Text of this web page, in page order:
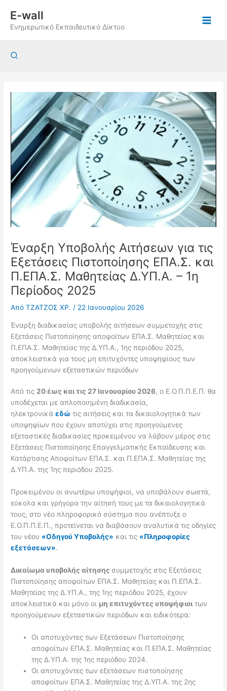
περιεχόμενο
E-wall
Ενημερωτικό Εκπαιδευτικό Δίκτυο
Αναζήτηση
Έναρξη Υποβολής Αιτήσεων για τις
Εξετάσεις Πιστοποίησης ΕΠΑ.Σ. και
Π.ΕΠΑ.Σ. Μαθητείας Δ.ΥΠ.Α. – 1η
Περίοδος 2025
ΑπόΤΖΑΤΖΟΣ ΧΡ./ 22 Ιανουαρίου 2026
Έναρξη διαδικασίας υποβολής αιτήσεων συμμετοχής στις
Εξετάσεις Πιστοποίησης αποφοίτων ΕΠΑ.Σ. Μαθητείας και
Π.ΕΠΑ.Σ. Μαθητείας της Δ.ΥΠ.Α., 1ης περιόδου 2025,
αποκλειστικά για τους μη επιτυχόντες υποψηφίους των
προηγούμενων εξεταστικών περιόδων
Από τις 20 έως και τις 27 Ιανουαρίου 2026, ο Ε.Ο.Π.Π.Ε.Π. θα
υποδέχεται με απλοποιημένη διαδικασία,
ηλεκτρονικάεδώ τις αιτήσεις και τα δικαιολογητικά των
υποψηφίων που έχουν αποτύχει στις προηγούμενες
εξεταστικές διαδικασίες προκειμένου να λάβουν μέρος στις
Εξετάσεις Πιστοποίησης Επαγγελματικής Εκπαίδευσης και
Κατάρτισης Αποφοίτων ΕΠΑ.Σ. και Π.ΕΠΑ.Σ. Μαθητείας της
Δ.ΥΠ.Α. της 1ης περιόδου 2025.
Προκειμένου οι ανωτέρω υποψήφιοι, να υποβάλουν σωστά,
εύκολα και γρήγορα την αίτησή τους με τα δικαιολογητικά
τους, στο νέο πληροφορικό σύστημα που ανέπτυξε ο
Ε.Ο.Π.Π.Ε.Π., προτείνεται να διαβάσουν αναλυτικά τις οδηγίες
του νέου «Οδηγού Υποβολής» και τις «Πληροφορίες
εξετάσεων».
Δικαίωμα υποβολής αίτησηςσυμμετοχής στις Εξετάσεις
Πιστοποίησης αποφοίτων ΕΠΑ.Σ. Μαθητείας και Π.ΕΠΑ.Σ.
Μαθητείας της Δ.ΥΠ.Α., της 1ης περιόδου 2025, έχουν
αποκλειστικά και μόνο οι μη επιτυχόντες υποψήφιοιτων
προηγούμενων εξεταστικών περιόδων και ειδικότερα:
Οι αποτυχόντες των Εξετάσεων Πιστοποίησης
αποφοίτων ΕΠΑ.Σ. Μαθητείας και Π.ΕΠΑ.Σ. Μαθητείας
της Δ.ΥΠ.Α. της 1ης περιόδου 2024.
Οι αποτυχόντες των εξετάσεων πιστοποίησης
αποφοίτων ΕΠΑ.Σ. Μαθητείας της Δ.ΥΠ.Α. της 2ης